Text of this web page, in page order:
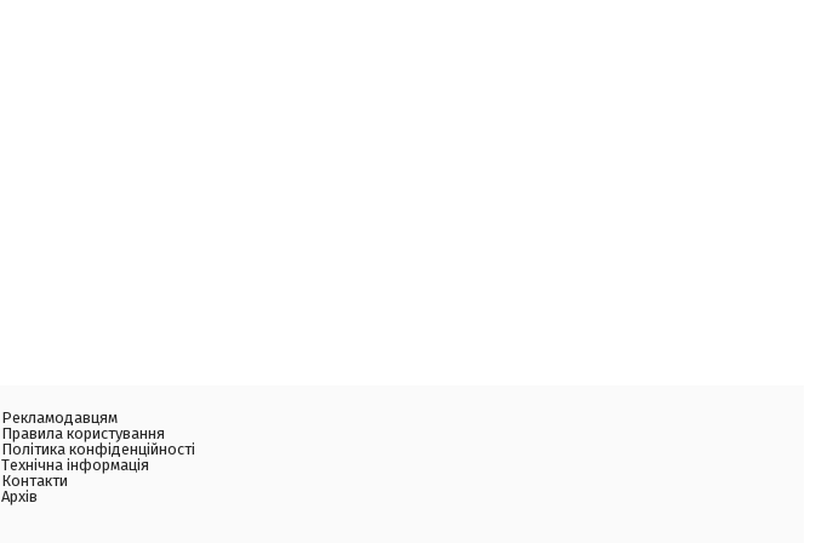
Рекламодавцям
Правила користування
Політика конфіденційності
Технічна інформація
Контакти
Архів